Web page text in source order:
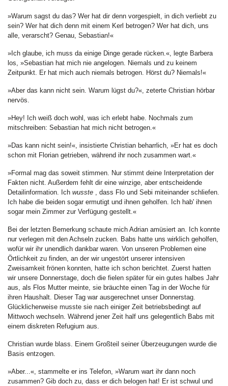
»Warum sagst du das? Wer hat dir denn vorgespielt, in dich verliebt zu
sein? Wer hat dich denn mit einem Kerl betrogen? Wer hat dich, uns
alle, verarscht? Genau, Sebastian!«
»Ich glaube, ich muss da einige Dinge gerade rücken.«, legte Barbera
los, »Sebastian hat mich nie angelogen. Niemals und zu keinem
Zeitpunkt. Er hat mich auch niemals betrogen. Hörst du? Niemals!«
»Aber das kann nicht sein. Warum lügst du?«, zeterte Christian hörbar
nervös.
»Hey! Ich weiß doch wohl, was ich erlebt habe. Nochmals zum
mitschreiben: Sebastian hat mich nicht betrogen.«
»Das kann nicht sein!«, insistierte Christian beharrlich, »Er hat es doch
schon mit Florian getrieben, während ihr noch zusammen wart.«
»Formal mag das soweit stimmen. Nur stimmt deine Interpretation der
Fakten nicht. Außerdem fehlt dir eine winzige, aber entscheidende
Detailinformation. Ich wusste
, dass Flo und Sebi miteinander schliefen.
Ich habe die beiden sogar ermutigt und ihnen geholfen. Ich hab' ihnen
sogar mein Zimmer zur Verfügung gestellt.«
Bei der letzten Bemerkung schaute mich Adrian amüsiert an. Ich konnte
nur verlegen mit den Achseln zucken. Babs hatte uns wirklich geholfen,
wofür wir ihr unendlich dankbar waren. Von unseren Problemen eine
Örtlichkeit zu finden, an der wir ungestört unserer intensiven
Zweisamkeit frönen konnten, hatte ich schon berichtet. Zuerst hatten
wir unsere Donnerstage, doch die fielen später für ein gutes halbes Jahr
aus, als Flos Mutter meinte, sie bräuchte einen Tag in der Woche für
ihren Haushalt. Dieser Tag war ausgerechnet unser Donnerstag.
Glücklicherweise musste sie nach einiger Zeit betriebsbedingt auf
Mittwoch wechseln. Während jener Zeit half uns gelegentlich Babs mit
einem diskreten Refugium aus.
Christian wurde blass. Einem Großteil seiner Überzeugungen wurde die
Basis entzogen.
»Aber...«, stammelte er ins Telefon, »Warum wart ihr dann noch
zusammen? Gib doch zu, dass er dich belogen hat! Er ist schwul und